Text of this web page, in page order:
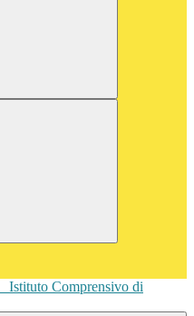
Istituto Comprensivo di